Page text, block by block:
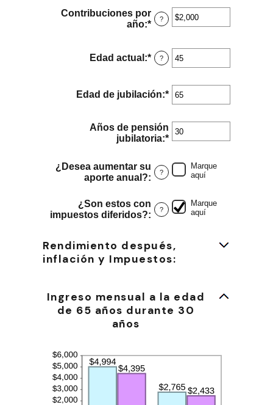
entre
$0
$100,000,000
Contribuciones por
año:* Ingresa
monto
entre
$0
$100,000,000
?
Edad actual :* Ingresa
un
entre
90
?
Edad de jubilación:* Ingresa
un
entre
10
90
Años de pensión
jubilatoria:* Ingresa
monto
entre
100
¿Desea aumentar su
aporte anual?: ?
Marque
aquí
¿Son estos con
impuestos diferidos?: ?
Marque
aquí
Rendimiento después,
inflación y Impuestos:
Ingreso mensual a la edad
de 65 años durante 30
años